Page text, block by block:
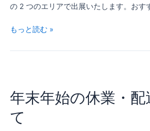
の 2 つのエリアで出展いたします。おす
もっと読む »
年末年始の休業・
て
年
の